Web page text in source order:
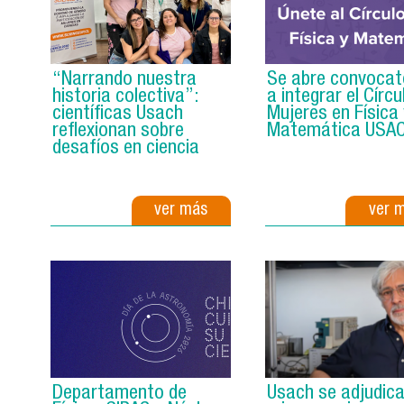
“Narrando nuestra
historia colectiva”:
científicas Usach
reflexionan sobre
desafíos en ciencia
ver más
Se abre
a integrar el
Mujeres en Física
Matemática
ver
Departamento de
Usach se adjudica